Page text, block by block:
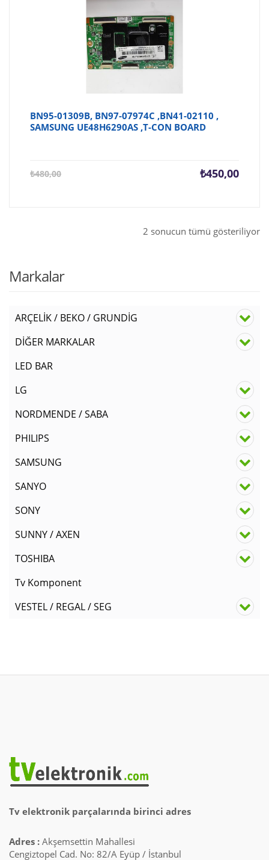
BN95-01309B, BN97-07974C ,BN41-02110 ,
SAMSUNG UE48H6290AS ,T-CON BOARD
₺480,00 ₺450,00
Şu
2 sonucun tümü gösteriliyor
Markalar
ARÇELİK / BEKO / GRUNDİG
DİĞER MARKALAR
LED BAR
LG
NORDMENDE / SABA
PHILIPS
SAMSUNG
SANYO
SONY
SUNNY / AXEN
TOSHIBA
Tv Komponent
VESTEL / REGAL / SEG
Tv elektronik parçalarında birinci adres
Adres : Akşemsettin Mahallesi
Cengiztopel Cad. No: 82/A Eyüp / İstanbul